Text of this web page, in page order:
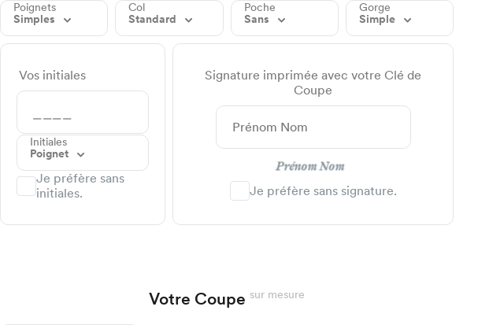
Poignets
Simples
Col
Standard
Poche
Sans
Gorge
Simple
Vos initiales
Initiales
Poignet
Je préfère sans
initiales.
Signature imprimée avec votre Clé de
Coupe
Prénom Nom
Je préfère sans signature.
Votre Coupe sur mesure